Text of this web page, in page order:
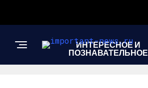
ИНТЕРЕСНОЕ И
ПОЗНАВАТЕЛЬНОЕ